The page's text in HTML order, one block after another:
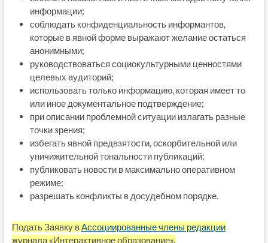
информации;
соблюдать конфиденциальность информантов,
которые в явной форме выражают желание остаться
анонимными;
руководствоваться социокультурными ценностями
целевых аудиторий;
использовать только информацию, которая имеет то
или иное документальное подтверждение;
при описании проблемной ситуации излагать разные
точки зрения;
избегать явной предвзятости, оскорбительной или
уничижительной тональности публикаций;
публиковать новости в максимально оперативном
режиме;
разрешать конфликты в досудебном порядке.
Подать Заявку вАссоциированные члены редакции
журнала «Интерактивное образование».